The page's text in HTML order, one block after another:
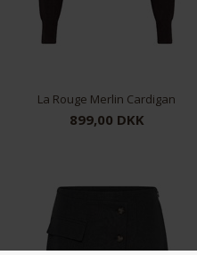
La Rouge Merlin Cardigan
899,00 DKK